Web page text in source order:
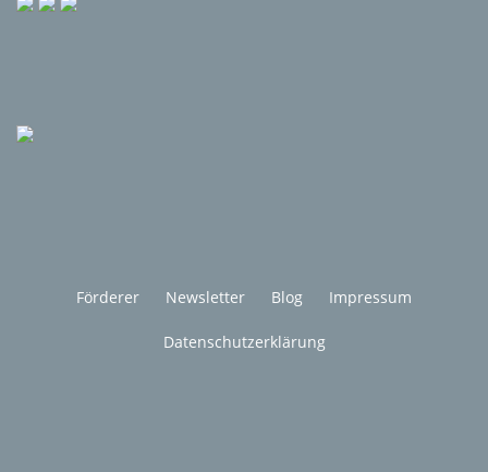
Förderer Newsletter Blog Impressum
Datenschutzerklärung